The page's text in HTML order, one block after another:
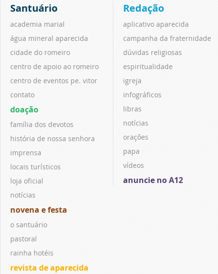
Santuário
academia marial
água mineral aparecida
cidade do romeiro
centro de apoio ao romeiro
centro de eventos pe. vitor
contato
doação
família dos devotos
história de nossa senhora
imprensa
locais turísticos
loja oficial
notícias
novena e festa
o santuário
pastoral
rainha hotéis
revista de aparecida
Redação
aplicativo aparecida
campanha da fraternidade
dúvidas religiosas
espiritualidade
igreja
infográficos
libras
notícias
orações
papa
vídeos
anuncie no A12